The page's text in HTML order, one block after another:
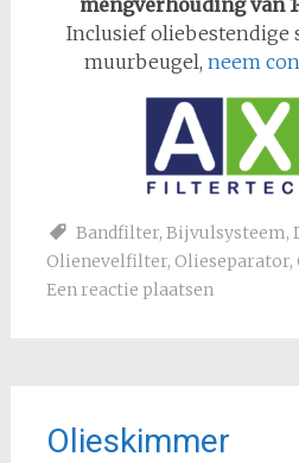
mengverhouding van
Inclusief oliebestendige
muurbeugel, neem
Bandfilter, Bijvulsysteem,
Olienevelfilter, Olieseparator,
Een reactie plaatsen
Olieskimmer